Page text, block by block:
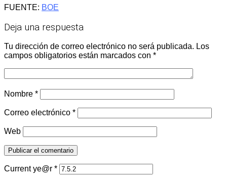
FUENTE: BOE
Deja una respuesta
Tu dirección de correo electrónico no será publicada. Los
campos obligatorios están marcados con *
Nombre *
Correo electrónico *
Web
Current ye@r *